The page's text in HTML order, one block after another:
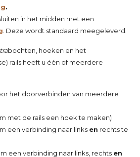
.
in het midden met een
. Deze wordt standaard meegeleverd.
bochten hoeken en het
rails heeft u één of meerdere
het doorverbinden van meerdere
met de rails een hoek te maken)
een verbinding naar links en rechts te
een verbinding naar links, rechts en